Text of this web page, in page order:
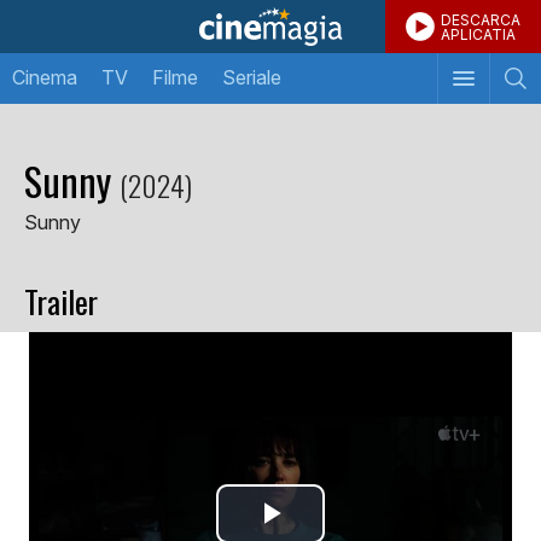
DESCARCA
APLICATIA
Cinema TV Filme Seriale
Sunny (2024)
Sunny
Trailer